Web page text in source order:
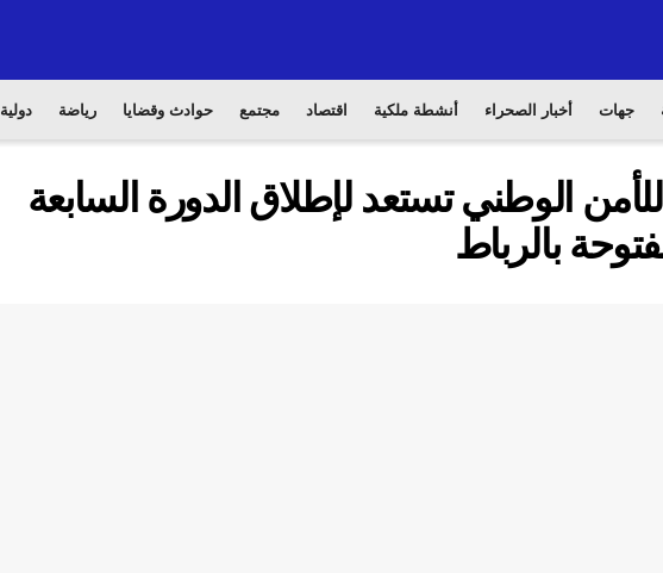
جهات أخبار الصحراء أنشطة ملكية اقتصاد مجتمع حوادث وقضايا رياضة دولية
للأمن الوطني تستعد لإطلاق الدورة السابعة
بالرباط